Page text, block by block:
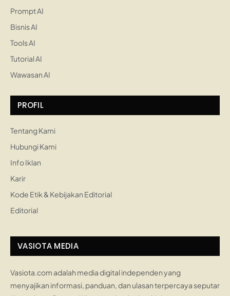
Prompt AI
Bisnis AI
Tools AI
Tutorial AI
Wawasan AI
PROFIL
Tentang Kami
Hubungi Kami
Info Iklan
Karir
Kode Etik & Kebijakan Editorial
Editorial
VASIOTA MEDIA
Vasiota.com adalah media digital independen yang
menyajikan informasi, panduan, dan ulasan terpercaya seputar